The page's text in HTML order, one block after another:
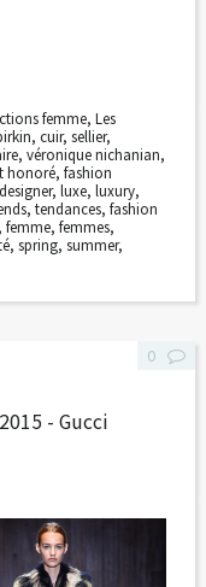
femme, Les
,cuir,sellier,
, véronique nichanian,
honoré, fashion
designer, luxe, luxury,
, tendances, fashion
femme, femmes,
, spring, summer,
- Gucci
0